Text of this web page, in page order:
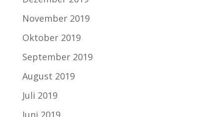
November 2019
Oktober 2019
September 2019
August 2019
Juli 2019
Juni 2019